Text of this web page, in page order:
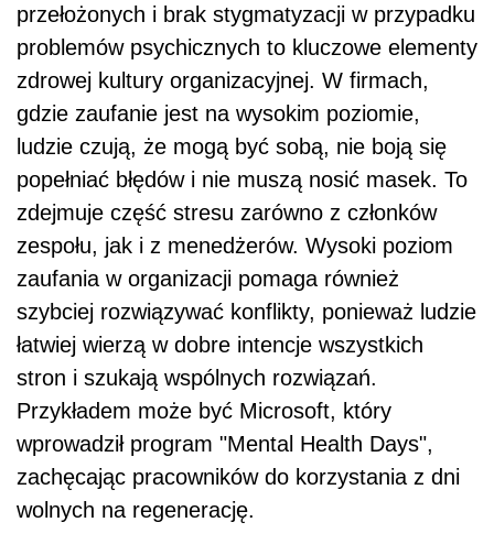
przełożonych i brak stygmatyzacji w przypadku
problemów psychicznych to kluczowe elementy
zdrowej kultury organizacyjnej. W firmach,
gdzie zaufanie jest na wysokim poziomie,
ludzie czują, że mogą być sobą, nie boją się
popełniać błędów i nie muszą nosić masek. To
zdejmuje część stresu zarówno z członków
zespołu, jak i z menedżerów. Wysoki poziom
zaufania w organizacji pomaga również
szybciej rozwiązywać konflikty, ponieważ ludzie
łatwiej wierzą w dobre intencje wszystkich
stron i szukają wspólnych rozwiązań.
Przykładem może być Microsoft, który
wprowadził program "Mental Health Days",
zachęcając pracowników do korzystania z dni
wolnych na regenerację.